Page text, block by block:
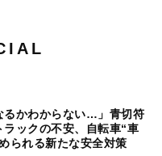
るかわからない…」青切符
ックの不安、自転車“車
られる新たな安全対策